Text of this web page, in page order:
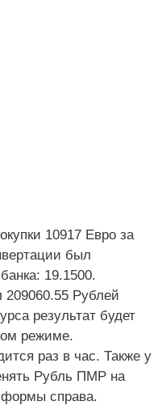
10917 Евро за
был
19.1500.
209060.55 Рублей
результат будет
режиме.
раз в час. Также у
Рубль ПМР на
справа.